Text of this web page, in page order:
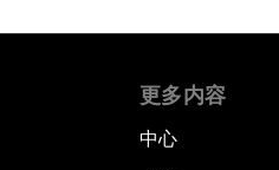
更多内容
中心